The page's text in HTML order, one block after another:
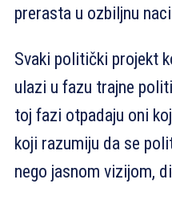
prerasta u ozbiljnu
Svaki politički projekt
ulazi u fazu trajne
toj fazi otpadaju oni
koji razumiju da se
nego jasnom vizijom,